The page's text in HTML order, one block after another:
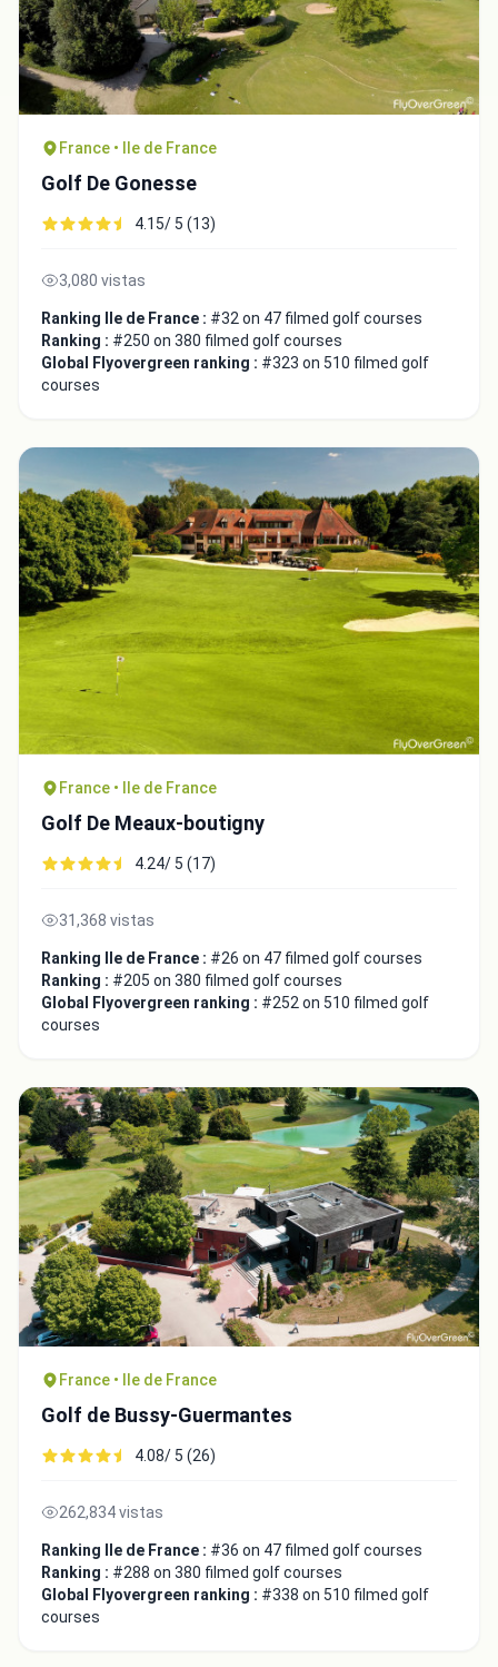
France • Ile de France
Golf De Gonesse
4.15/ 5 (13)
3,080 vistas
Ranking Ile de France : #32 on 47 filmed golf courses
Ranking : #250 on 380 filmed golf courses
Global Flyovergreen ranking : #323 on 510 filmed golf
courses
France • Ile de France
Golf De Meaux-boutigny
4.24/ 5 (17)
31,368 vistas
Ranking Ile de France : #26 on 47 filmed golf courses
Ranking : #205 on 380 filmed golf courses
Global Flyovergreen ranking : #252 on 510 filmed golf
courses
France • Ile de France
Golf de Bussy-Guermantes
4.08/ 5 (26)
262,834 vistas
Ranking Ile de France : #36 on 47 filmed golf courses
Ranking : #288 on 380 filmed golf courses
Global Flyovergreen ranking : #338 on 510 filmed golf
courses